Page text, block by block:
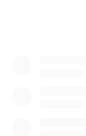
sự hỗ trợ và lòng